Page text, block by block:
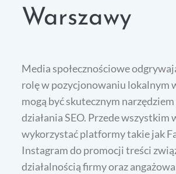
Warszawy
Media społecznościowe
rolę w pozycjonowaniu lokalnym
mogą być skutecznym
działania SEO. Przede wszystkim
wykorzystać platformy takie jak
Instagram do promocji treści
działalnością firmy oraz